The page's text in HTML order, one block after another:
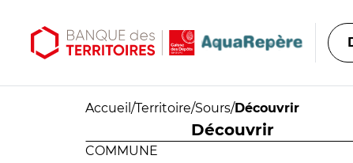
Accueil /Territoire/Sours/Découvrir
Découvrir
COMMUNE